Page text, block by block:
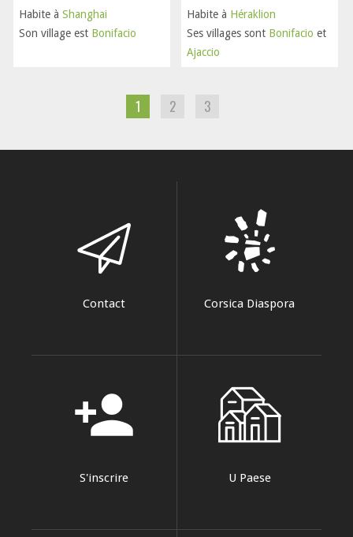
Habite à Shanghai
Son village est Bonifacio
Habite à Héraklion
Ses villages sont Bonifacio et
Ajaccio
1 2 3
Contact Corsica Diaspora
person_add
S'inscrire U Paese